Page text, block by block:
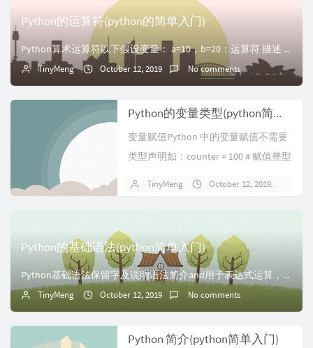
Python的运算符(python的简单入门)
Python算术运算符以下假设变量： a=10，b=20：运算符 描述 实例加 两个对象相加 a + b 输出结果 30减 得...
TinyMeng October 12, 2019 No comments
Python的变量类型(python简单入门)
变量赋值Python 中的变量赋值不需要
类型声明如：counter = 100 # 赋值整型
TinyMeng October 12, 2019
Python的基础语法(python简单入门)
Python基础语法保留字及说明语法简介and用于表达式运算，逻辑与操作as用于类型转换assert断言，用于判断变量或条件表达式的值是否为真break中...
TinyMeng October 12, 2019 No comments
Python 简介(python简单入门)